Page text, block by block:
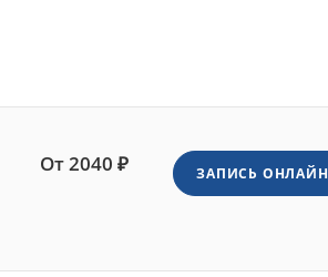
От 2040 ₽ ЗАПИСЬ ОНЛАЙН